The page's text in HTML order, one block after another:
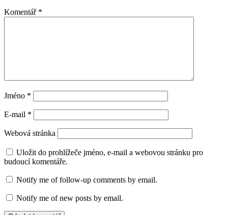
Komentář *
Jméno *
E-mail *
Webová stránka
Uložit do prohlížeče jméno, e-mail a webovou stránku pro
budoucí komentáře.
Notify me of follow-up comments by email.
Notify me of new posts by email.